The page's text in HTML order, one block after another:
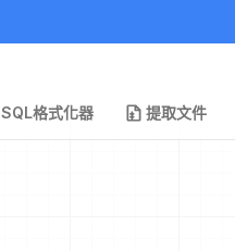
SQL格式化器 提取文件